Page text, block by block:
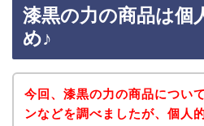
漆黒の力の商品は個
め♪
今回、漆黒の力の商品につい
ンなどを調べましたが、個人